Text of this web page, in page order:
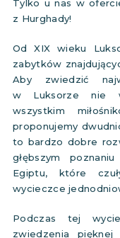
Tylko u nas w
z Hurghady!
Od XIX wieku
zabytków
Aby zwiedzić
w Luksorze nie
wszystkim
proponujemy
to bardzo dobre
głębszym
Egiptu, które
wycieczce
Podczas tej
zwiedzenia